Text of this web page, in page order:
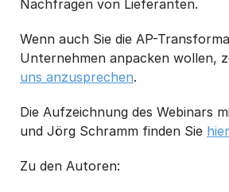
Nachfragen von Lieferanten.
Wenn auch Sie die AP-
Unternehmen anpacken wollen,
uns anzusprechen.
Die Aufzeichnung des Webinars
und Jörg Schramm finden Sie hier
Zu den Autoren: